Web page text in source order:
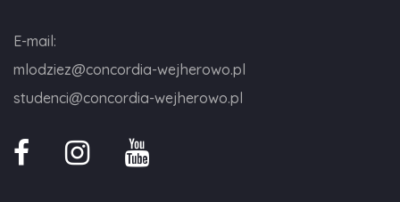
E-mail:
mlodziez@concordia-wejherowo.pl
studenci@concordia-wejherowo.pl